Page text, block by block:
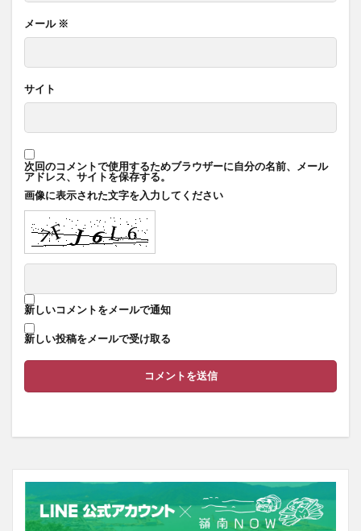
メール ※
サイト
次回のコメントで使用するためブラウザーに自分の名前、メール
アドレス、サイトを保存する。
画像に表示された文字を入力してください
新しいコメントをメールで通知
新しい投稿をメールで受け取る